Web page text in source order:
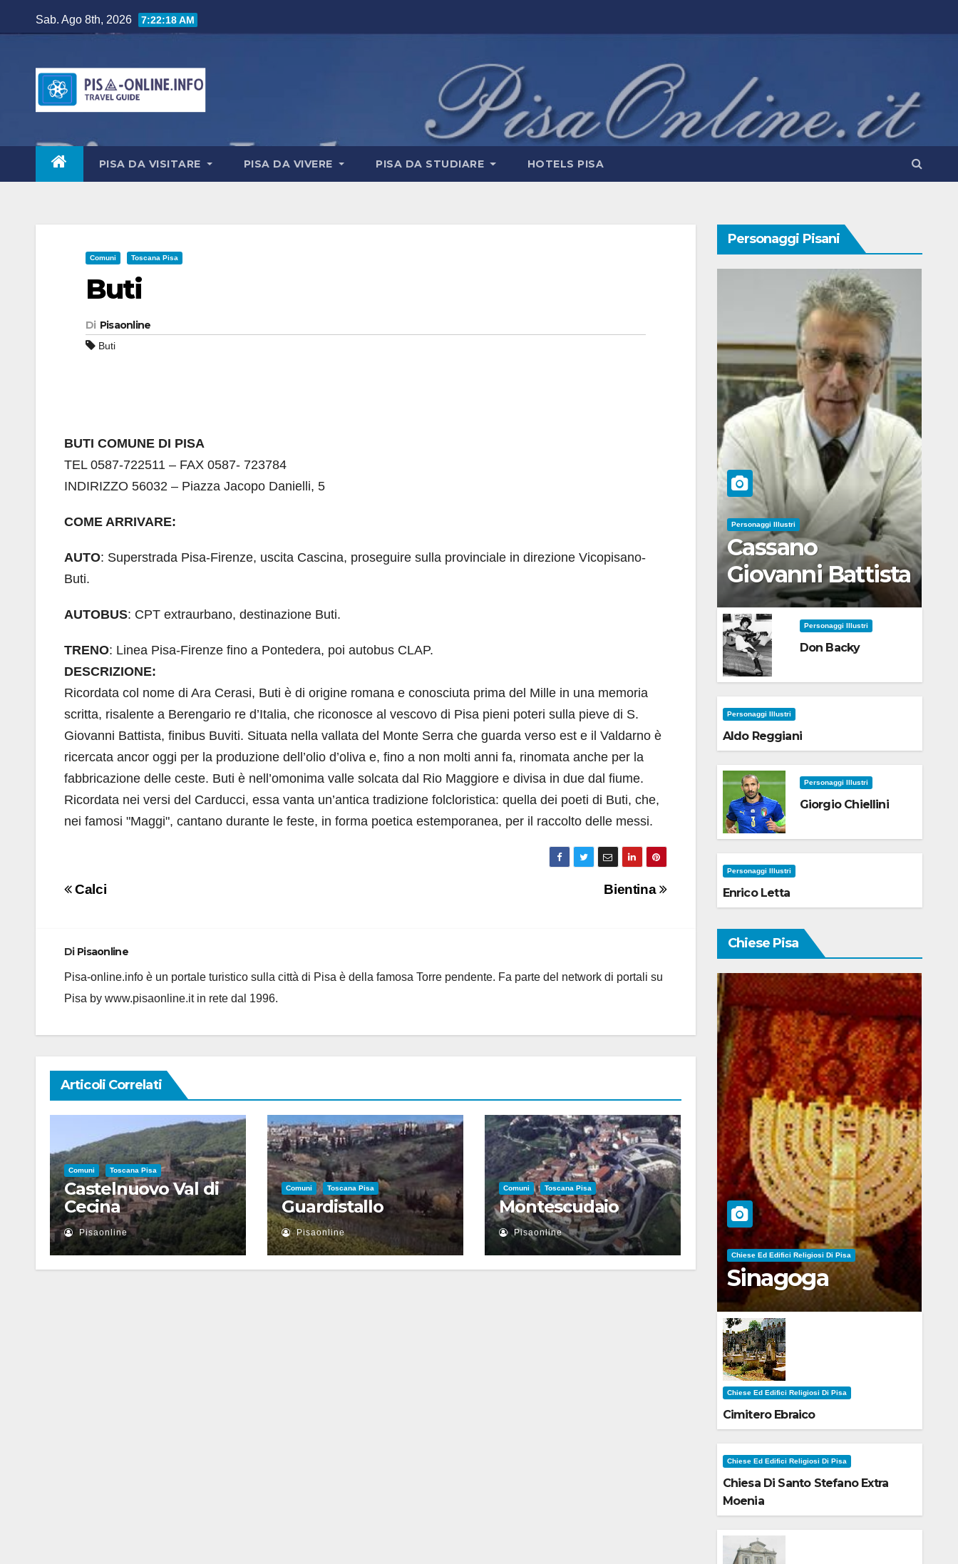
al
Sab. Ago 8th, 2026 7:22:19 AM
PISA DA VISITARE PISA DA VIVERE PISA DA STUDIARE HOTELS PISA
Comuni Toscana Pisa
Buti
Di Pisaonline
Buti
BUTI COMUNE DI PISA
TEL 0587-722511 – FAX 0587- 723784
INDIRIZZO 56032 – Piazza Jacopo Danielli, 5
COME ARRIVARE:
AUTO: Superstrada Pisa-Firenze, uscita Cascina, proseguire sulla provinciale in direzione Vicopisano-
Buti.
AUTOBUS: CPT extraurbano, destinazione Buti.
TRENO: Linea Pisa-Firenze fino a Pontedera, poi autobus CLAP.
DESCRIZIONE:
Ricordata col nome di Ara Cerasi, Buti è di origine romana e conosciuta prima del Mille in una memoria
scritta, risalente a Berengario re d’Italia, che riconosce al vescovo di Pisa pieni poteri sulla pieve di S.
Giovanni Battista, finibus Buviti. Situata nella vallata del Monte Serra che guarda verso est e il Valdarno è
ricercata ancor oggi per la produzione dell’olio d’oliva e, fino a non molti anni fa, rinomata anche per la
fabbricazione delle ceste. Buti è nell’omonima valle solcata dal Rio Maggiore e divisa in due dal fiume.
Ricordata nei versi del Carducci, essa vanta un’antica tradizione folcloristica: quella dei poeti di Buti, che,
nei famosi "Maggi", cantano durante le feste, in forma poetica estemporanea, per il raccolto delle messi.
Navigazione
Bientina
Calci
Di Pisaonline
Pisa-online.info è un portale turistico sulla città di Pisa è della famosa Torre pendente. Fa parte del network di portali su
Pisa by www.pisaonline.it in rete dal 1996.
Articoli Correlati
Comuni Toscana Pisa
Castelnuovo Val di
Cecina
Pisaonline
Comuni Toscana Pisa
Guardistallo
Pisaonline
Comuni Toscana Pisa
Montescudaio
Pisaonline
Personaggi Pisani
Personaggi Illustri
Cassano
Giovanni Battista
Personaggi Illustri
Don Backy
Personaggi Illustri
Aldo Reggiani
Personaggi Illustri
Giorgio Chiellini
Personaggi Illustri
Enrico Letta
Chiese Pisa
Chiese Ed Edifici Religiosi Di Pisa
Sinagoga
Chiese Ed Edifici Religiosi Di Pisa
Cimitero Ebraico
Chiese Ed Edifici Religiosi Di Pisa
Chiesa Di Santo Stefano Extra
Moenia